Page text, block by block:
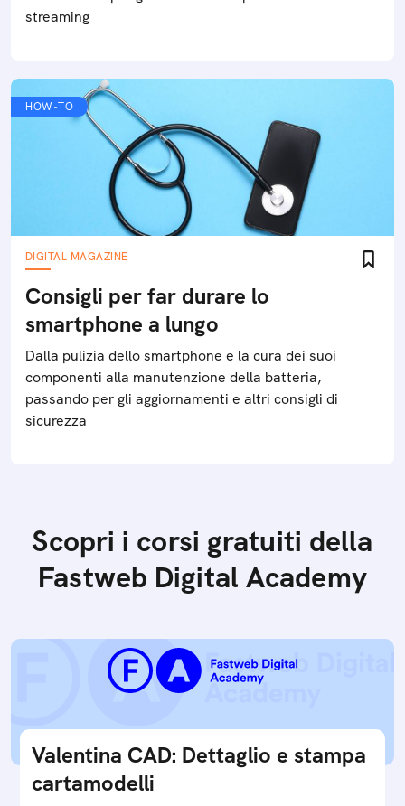
streaming
HOW-TO
DIGITAL MAGAZINE
Consigli per far durare lo
smartphone a lungo
Dalla pulizia dello smartphone e la cura dei suoi
componenti alla manutenzione della batteria,
passando per gli aggiornamenti e altri consigli di
sicurezza
Scopri i corsi gratuiti della
Fastweb Digital Academy
Valentina CAD: Dettaglio e stampa
cartamodelli